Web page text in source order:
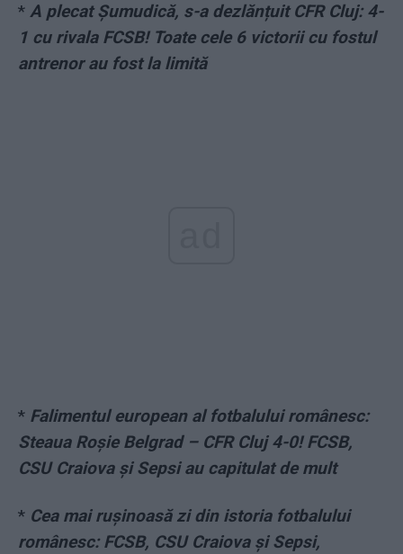
* A plecat Șumudică, s-a dezlănțuit CFR Cluj: 4-
1 cu rivala FCSB! Toate cele 6 victorii cu fostul
antrenor au fost la limită
* Falimentul european al fotbalului românesc:
Steaua Roșie Belgrad – CFR Cluj 4-0! FCSB,
CSU Craiova și Sepsi au capitulat de mult
* Cea mai rușinoasă zi din istoria fotbalului
românesc: FCSB, CSU Craiova și Sepsi,